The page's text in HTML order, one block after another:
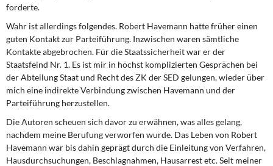
forderte.
Wahr ist allerdings folgendes. Robert Havemann hatte früher einen
guten Kontakt zur Parteiführung. Inzwischen waren sämtliche
Kontakte abgebrochen. Für die Staatssi­cherheit war er der
Staatsfeind Nr. 1. Es ist mir in höchst komplizierten Gesprächen bei
der Abteilung Staat und Recht des ZK der SED gelungen, wieder über
mich eine indi­rekte Verbindung zwischen Havemann und der
Parteiführung herzustellen.
Die Autoren scheuen sich davor zu erwähnen, was alles gelang,
nachdem meine Beru­fung verworfen wurde. Das Leben von Robert
Havemann war bis dahin geprägt durch die Einleitung von Verfahren,
Hausdurchsuchungen, Beschlagnahmen, Hausarrest etc. Seit meiner